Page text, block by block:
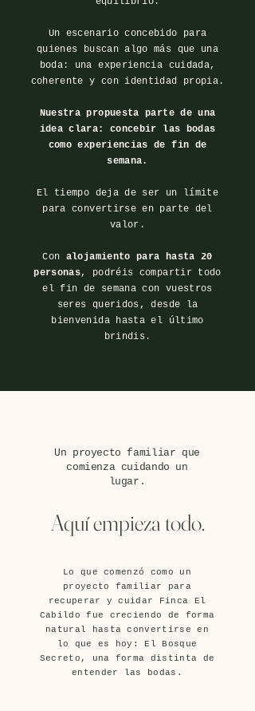
Un escenario concebido para
quienes buscan algo más que una
boda: una experiencia cuidada,
coherente y con identidad propia.
Nuestra propuesta parte de una
idea clara: concebir las bodas
como experiencias de fin de
semana.
El tiempo deja de ser un límite
para convertirse en parte del
valor.
Con alojamiento para hasta 20
personas, podréis compartir todo
el fin de semana con vuestros
seres queridos, desde la
bienvenida hasta el último
brindis.
Un proyecto familiar que
comienza cuidando un
lugar.
Aquí empieza todo.
Lo que comenzó como un
proyecto familiar para
recuperar y cuidar Finca El
Cabildo fue creciendo de forma
natural hasta convertirse en
lo que es hoy: El Bosque
Secreto, una forma distinta de
entender las bodas.